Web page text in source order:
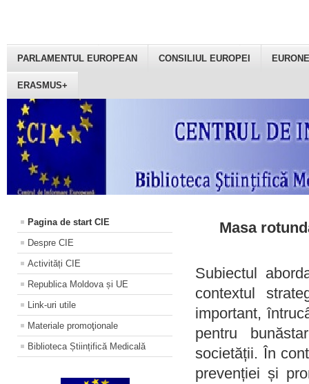
PARLAMENTUL EUROPEAN CONSILIUL EUROPEI
ERASMUS+
Pagina de start CIE
Despre CIE
Activități CIE
Republica Moldova și UE
Link-uri utile
Materiale promoţionale
Biblioteca Științifică Medicală
Masa
Subiectul
contextul
important,
pentru
societății. În
prevenției și